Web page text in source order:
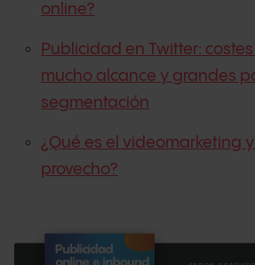
online?
Publicidad en Twitter:
mucho alcance y grandes
segmentación
¿Qué es el videomarketing
provecho?